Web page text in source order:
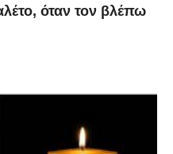
όταν τον βλέπω